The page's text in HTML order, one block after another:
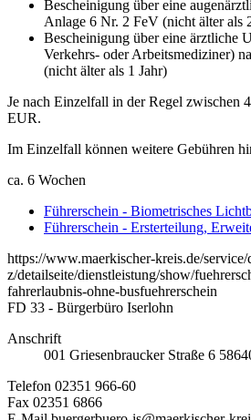
Bescheinigung über eine
Anlage 6 Nr. 2 FeV (nicht älter als
Bescheinigung über eine ärztliche
Verkehrs- oder Arbeitsmediziner)
(nicht älter als 1 Jahr)
Je nach Einzelfall in der Regel zwischen
EUR.
Im Einzelfall können weitere Gebühren
ca. 6 Wochen
Führerschein - Biometrisches
Führerschein - Ersterteilung,
https://www.maerkischer-kreis.de/service/
z/detailseite/dienstleistung/show/
fahrerlaubnis-ohne-busfuehrerschein
FD 33 - Bürgerbüro Iserlohn
Anschrift
001 Griesenbraucker Straße 6
Telefon 02351 966-60
Fax 02351 6866